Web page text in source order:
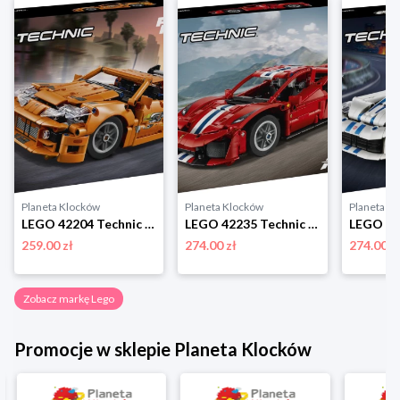
Planeta Klocków
LEGO 42204 Technic Fast and Furious Toyota Supra MK4 Lego
259.00 zł
Planeta Klocków
LEGO 42235 Technic Samochód Ferrari 488 Pista Lego
274.00 zł
Planeta
274.00 zł
Zobacz markę Lego
Promocje w sklepie Planeta Klocków